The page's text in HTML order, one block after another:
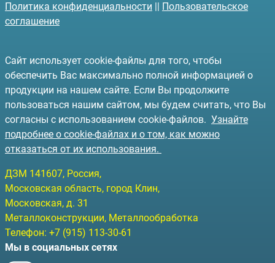
Политика конфиденциальности || Пользовательское
соглашение
Сайт использует cookie-файлы для того, чтобы
обеспечить Вас максимально полной информацией о
продукции на нашем сайте. Если Вы продолжите
пользоваться нашим сайтом, мы будем считать, что Вы
согласны с использованием cookie-файлов. Узнайте
подробнее о cookie-файлах и о том, как можно
отказаться от их использования.
ДЗМ 141607, Россия,
Московская область, город Клин,
Московская, д. 31
Металлоконструкции, Металлообработка
Телефон: +7 (915) 113-30-61
Мы в социальных сетях